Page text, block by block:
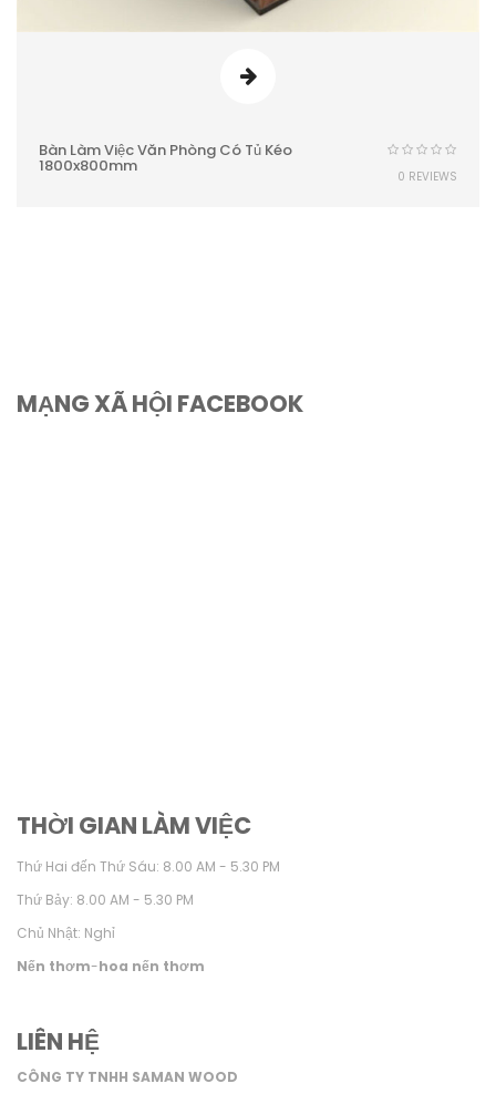
Bàn Làm Việc Văn Phòng Có Tủ Kéo
1800x800mm 0 REVIEWS
MẠNG XÃ HỘI FACEBOOK
THỜI GIAN LÀM VIỆC
Thứ Hai đến Thứ Sáu: 8.00 AM - 5.30 PM
Thứ Bảy: 8.00 AM - 5.30 PM
Chủ Nhật: Nghỉ
Nến thơm-hoa nến thơm
LIÊN HỆ
CÔNG TY TNHH SAMAN WOOD